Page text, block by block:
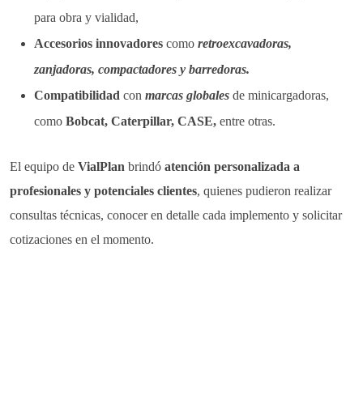
para obra y vialidad,
Accesorios innovadores como retroexcavadoras,
zanjadoras, compactadores y barredoras.
Compatibilidad con marcas globales de minicargadoras,
como Bobcat, Caterpillar, CASE, entre otras.
El equipo de VialPlan brindó atención personalizada a
profesionales y potenciales clientes, quienes pudieron realizar
consultas técnicas, conocer en detalle cada implemento y solicitar
cotizaciones en el momento.